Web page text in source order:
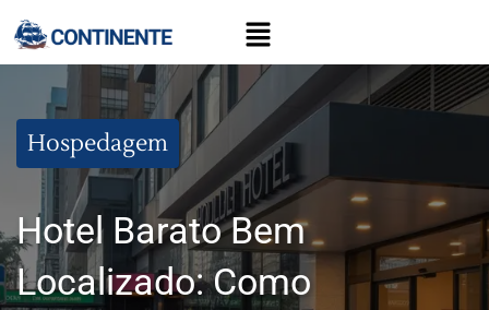
Hospedagem
Hotel Barato Bem
Localizado: Como